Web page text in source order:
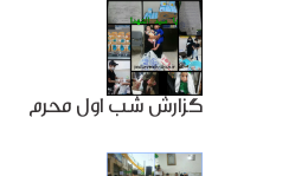
گزارش شب اول محرم